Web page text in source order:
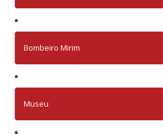
Bombeiro Mirim
Museu